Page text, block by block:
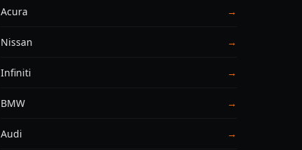
Acura →
Nissan →
Infiniti →
BMW →
Audi →